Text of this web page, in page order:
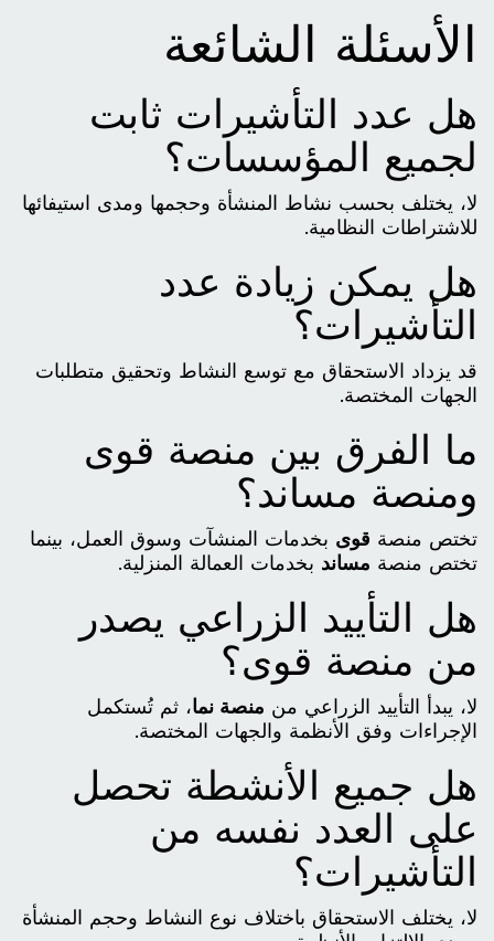
الأسئلة الشائعة
هل عدد التأشيرات ثابت
لجميع المؤسسات؟
لا، يختلف بحسب نشاط المنشأة وحجمها ومدى استيفائها
للاشتراطات النظامية.
هل يمكن زيادة عدد
التأشيرات؟
قد يزداد الاستحقاق مع توسع النشاط وتحقيق متطلبات
الجهات المختصة.
ما الفرق بين منصة قوى
ومنصة مساند؟
تختص منصة قوى بخدمات المنشآت وسوق العمل، بينما
تختص منصة مساند بخدمات العمالة المنزلية.
هل التأييد الزراعي يصدر
من منصة قوى؟
لا، يبدأ التأييد الزراعي من منصة نما، ثم تُستكمل
الإجراءات وفق الأنظمة والجهات المختصة.
هل جميع الأنشطة تحصل
على العدد نفسه من
التأشيرات؟
لا، يختلف الاستحقاق باختلاف نوع النشاط وحجم المنشأة